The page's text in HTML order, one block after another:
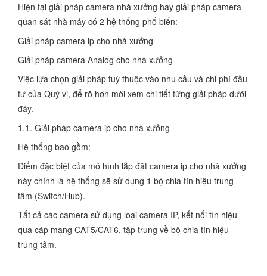
Hiện tại giải pháp camera nhà xưởng hay giải pháp camera
quan sát nhà máy có 2 hệ thống phổ biến:
Giải pháp camera ip cho nhà xưởng
Giải pháp camera Analog cho nhà xưởng
Việc lựa chọn giải pháp tuỳ thuộc vào nhu cầu và chi phí đầu
tư của Quý vị, để rõ hơn mời xem chi tiết từng giải pháp dưới
đây.
1.1. Giải pháp camera ip cho nhà xưởng
Hệ thống bao gồm:
Điểm đặc biệt của mô hình lắp đặt camera ip cho nhà xưởng
này chính là hệ thống sẽ sử dụng 1 bộ chia tín hiệu trung
tâm (Switch/Hub).
Tất cả các camera sử dụng loại camera IP, kết nối tín hiệu
qua cáp mạng CAT5/CAT6, tập trung về bộ chia tín hiệu
trung tâm.